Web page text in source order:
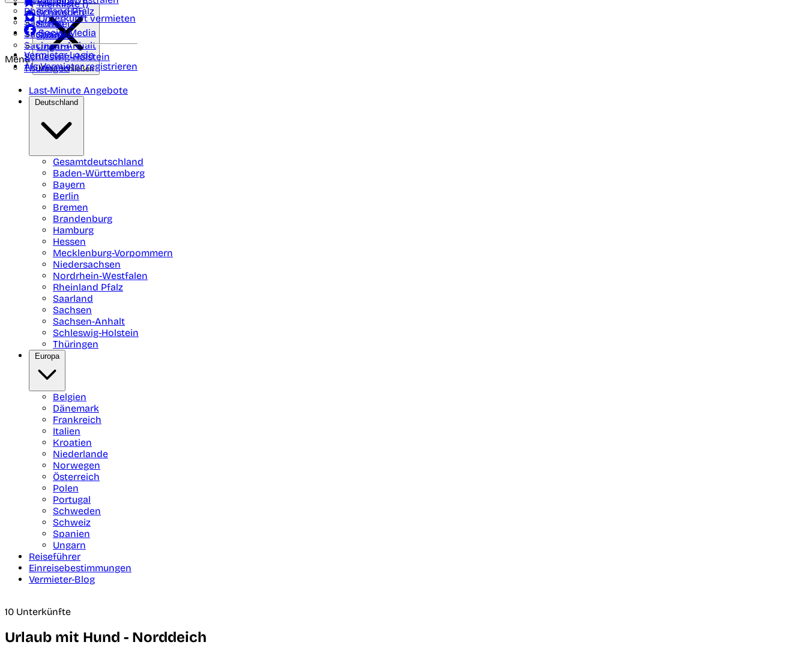
Rheinland Pfalz
Saarland
Sachsen
Sachsen-Anhalt
Schleswig-Holstein
Thüringen
Schweden
Schweiz
Spanien
Ungarn
Merkliste ()
Unterkunft vermieten
Social Media
Vermieter-Login
Als Vermieter registrieren
Menü
Menü schließen
Last-Minute Angebote
Deutschland
Gesamtdeutschland
Baden-Württemberg
Bayern
Berlin
Bremen
Brandenburg
Hamburg
Hessen
Mecklenburg-Vorpommern
Niedersachsen
Nordrhein-Westfalen
Rheinland Pfalz
Saarland
Sachsen
Sachsen-Anhalt
Schleswig-Holstein
Thüringen
Europa
Belgien
Dänemark
Frankreich
Italien
Kroatien
Niederlande
Norwegen
Österreich
Polen
Portugal
Schweden
Schweiz
Spanien
Ungarn
Reiseführer
Einreisebestimmungen
Vermieter-Blog
10 Unterkünfte
Urlaub mit Hund - Norddeich